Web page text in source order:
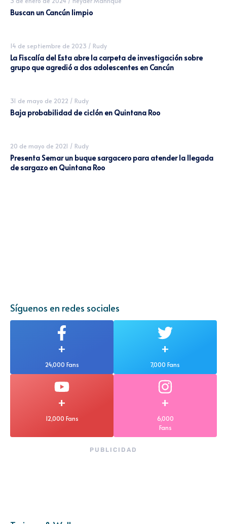
Buscan un Cancún limpio
14 de septiembre de 2023 / Rudy
La Fiscalía del Esta abre la carpeta de investigación sobre
grupo que agredió a dos adolescentes en Cancún
31 de mayo de 2022 / Rudy
Baja probabilidad de ciclón en Quintana Roo
20 de mayo de 2021 / Rudy
Presenta Semar un buque sargacero para atender la llegada
de sargazo en Quintana Roo
Síguenos en redes sociales
+
24,000 Fans
+
7,000 Fans
+
12,000 Fans
+
6,000
Fans
PUBLICIDAD